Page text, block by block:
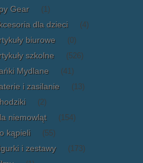
Gear (1)
dla dzieci (4)
biurowe (0)
szkolne (526)
Mydlane (41)
i zasilanie (13)
(2)
niemowląt (154)
kąpieli (55)
i zestawy (173)